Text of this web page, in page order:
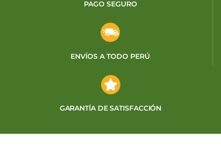
PAGO SEGURO
ENVÍOS A TODO PERÚ
GARANTÍA DE SATISFACCIÓN